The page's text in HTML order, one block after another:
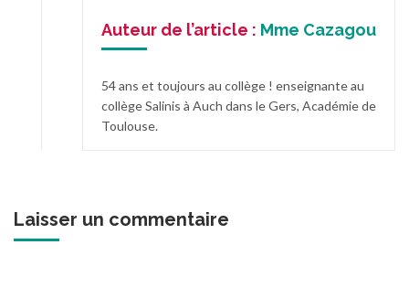
Auteur de l’article : Mme Cazagou
54 ans et toujours au collège ! enseignante au
collège Salinis à Auch dans le Gers, Académie de
Toulouse.
Laisser un commentaire